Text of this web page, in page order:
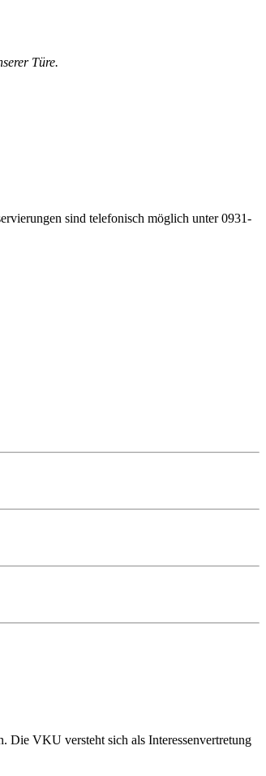
Türe.
sind telefonisch möglich unter 0931-
Die VKU versteht sich als Interessenvertretung